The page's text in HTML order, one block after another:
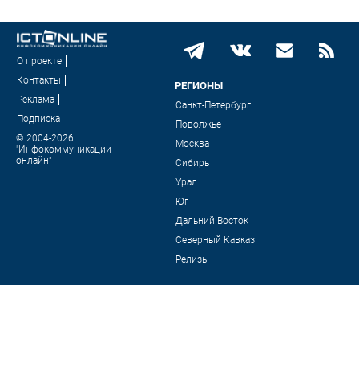
О проекте
Контакты
Реклама
Подписка
© 2004-2026
"Инфокоммуникации
онлайн"
РЕГИОНЫ
Санкт-Петербург
Поволжье
Москва
Сибирь
Урал
Юг
Дальний Восток
Северный Кавказ
Релизы